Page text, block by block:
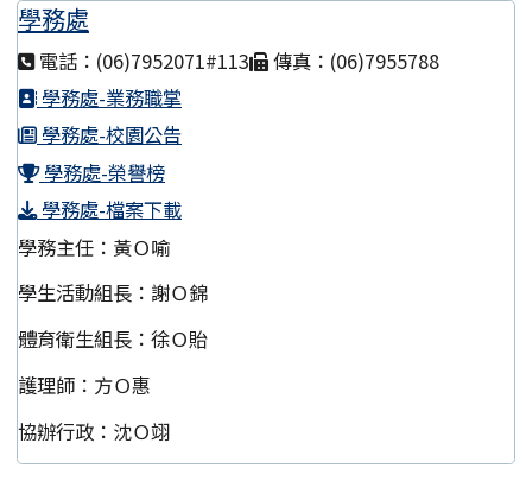
學務處
電話：(06)7952071#113
傳真：(06)7955788
學務處-業務職掌
學務處-校園公告
學務處-榮譽榜
學務處-檔案下載
學務主任：黃Ｏ喻
學生活動組長：謝Ｏ錦
體育衛生組長：徐Ｏ貽
護理師：方Ｏ惠
協辦行政：沈Ｏ翊